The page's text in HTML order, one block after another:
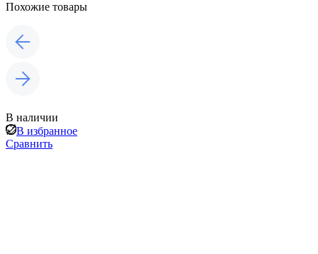
Похожие товары
В наличии
В избранное
Сравнить